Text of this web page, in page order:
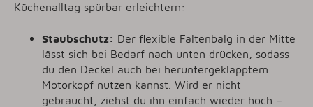
Küchenalltag spürbar erleichtern:
Staubschutz: Der flexible Faltenbalg in der Mitte
lässt sich bei Bedarf nach unten drücken, sodass
du den Deckel auch bei heruntergeklapptem
Motorkopf nutzen kannst. Wird er nicht
gebraucht, ziehst du ihn einfach wieder hoch –